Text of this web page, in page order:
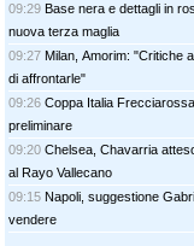
09:29 Base nera e dettagli in
nuova terza maglia
09:27 Milan, Amorim: "Critiche
di affrontarle"
09:26 Coppa Italia
preliminare
09:20 Chelsea, Chavarria
al Rayo Vallecano
09:15 Napoli, suggestione
vendere